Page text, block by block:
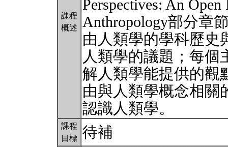
課程
概述
Perspectives: An
Anthropology部分章
由人類學的學科歷史
人類學的議題；每個
解人類學能提供的觀
由與人類學概念相關
認識人類學。
課程
目標 待補